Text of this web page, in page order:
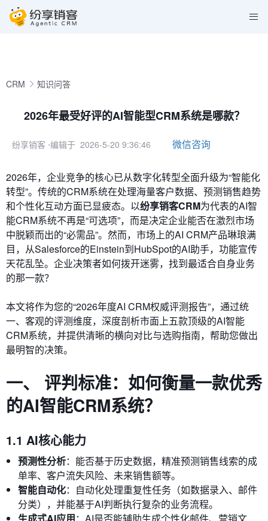
CRM 知识问答
2026年最受好评的AI智能型CRM系统是哪款？
纷享销客 ⋅编辑于 2026-5-20 9:36:46 微信咨询
2026年，企业竞争的核心已从数字化转型全面升级为“智能化
转型”。传统的CRM系统在处理海量客户数据、预测销售趋势
和个性化互动方面已显疲态。以纷享销客CRM为代表的AI智
能CRM系统不再是“可选项”，而是决定企业能否在激烈市场
中脱颖而出的“必需品”。然而，市场上的AI CRM产品琳琅满
目，从Salesforce的Einstein到HubSpot的AI助手，功能宣传
天花乱坠。企业决策者如何拨开迷雾，找到最适合自身业务
的那一款？
本文将作为您的“2026年度AI CRM权威评测报告”，通过统
一、客观的评测维度，深度剖析市面上五款顶级的AI智能
CRM系统，并提供清晰的横向对比与选购指南，帮助您做出
最明智的决策。
一、 评判标准：如何衡量一款优秀
的AI智能CRM系统？
1.1 AI核心能力
预测性分析：能否基于历史数据，精准预测销售线索的成
单率、客户流失风险、未来销售额等。
智能自动化：自动化处理重复性任务（如数据录入、邮件
分类），并能基于AI判断执行复杂的业务流程。